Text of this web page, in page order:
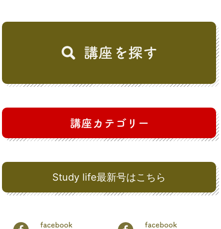
Study life最新号はこちら